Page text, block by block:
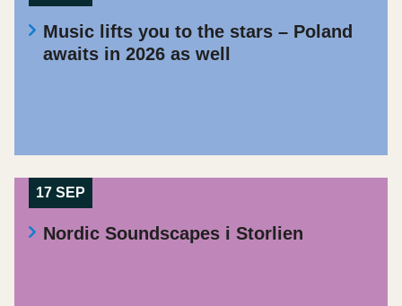
Music lifts you to the stars – Poland
awaits in 2026 as well
17 SEP
Nordic Soundscapes i Storlien